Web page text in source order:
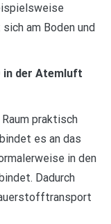
am Boden und
in der Atemluft
praktisch
es an das
in den
Dadurch